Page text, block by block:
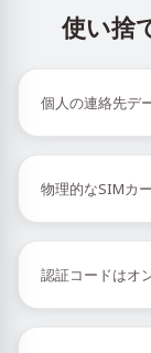
使い捨
個人の連絡先デ
物理的なSIMカ
認証コードはオ